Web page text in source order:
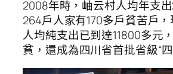
2008年時，岫云村人均年支
264戶人家有170多戶貧苦戶
人均純支出已到達11800多元
貧，還成為四川省首批省級“四